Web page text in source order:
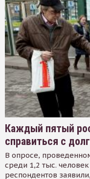
Каждый пятый
справиться с
В опросе,
среди 1,2 тыс.
респондентов